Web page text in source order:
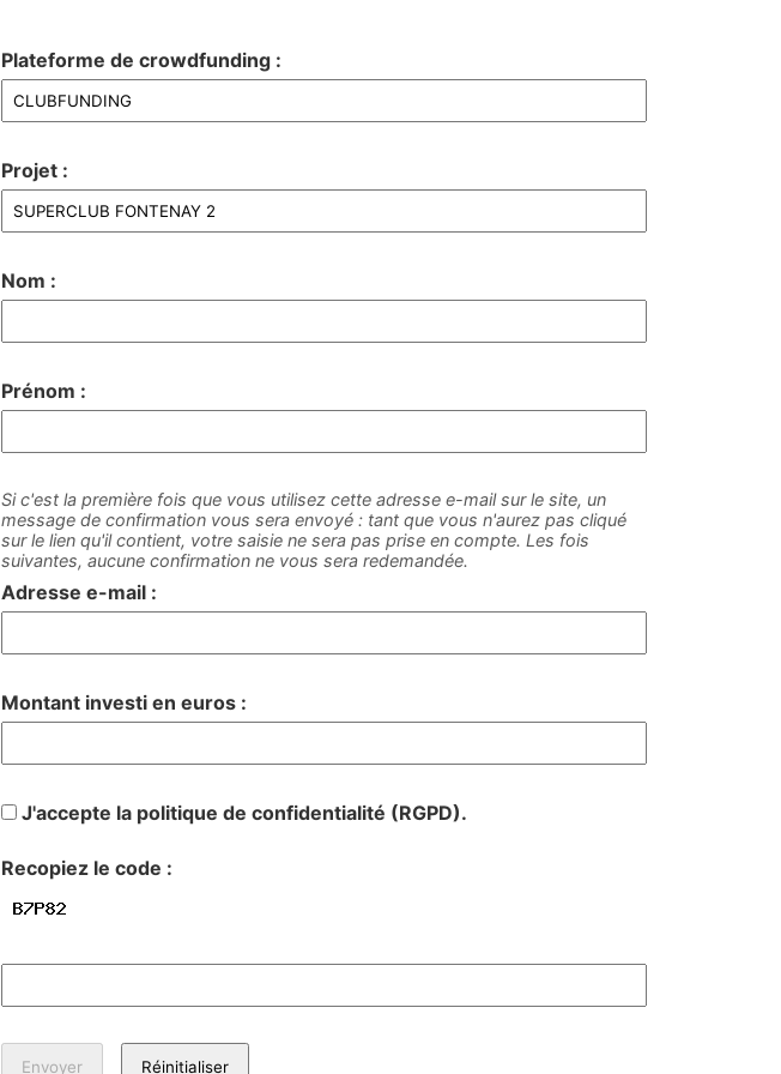
Plateforme de crowdfunding :
Projet :
Nom :
Prénom :
Si c'est la première fois que vous utilisez cette adresse e-mail sur le site, un
message de confirmation vous sera envoyé : tant que vous n'aurez pas cliqué
sur le lien qu'il contient, votre saisie ne sera pas prise en compte. Les fois
suivantes, aucune confirmation ne vous sera redemandée.
Adresse e-mail :
Montant investi en euros :
J'accepte la politique de confidentialité (RGPD).
Recopiez le code :